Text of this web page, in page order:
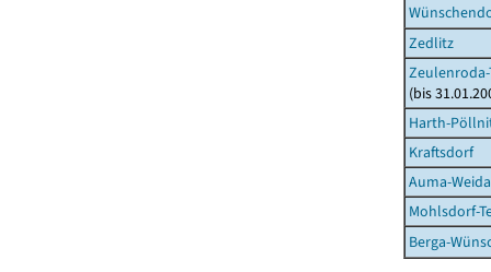
Zedlitz
(bis
Harth-
Kraftsdorf
Auma-
Mohlsdorf-
Berga-